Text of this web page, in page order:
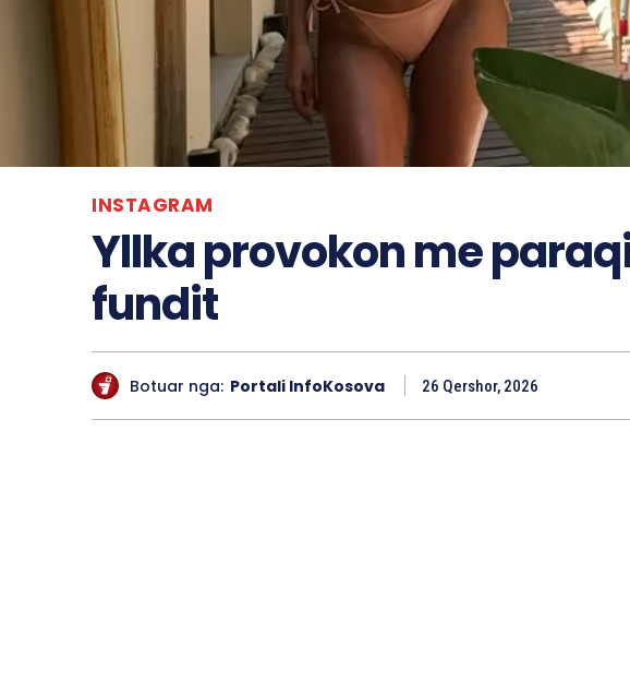
INSTAGRAM
Yllka provokon me
fundit
Botuar nga: Portali InfoKosova 26 Qershor, 2026